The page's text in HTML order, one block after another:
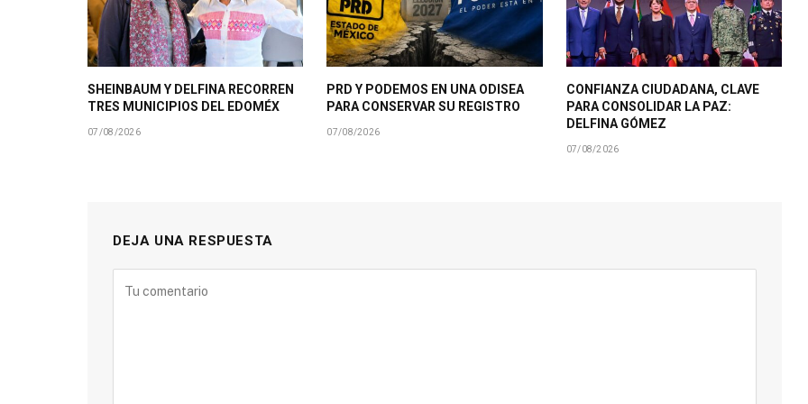
SHEINBAUM Y DELFINA RECORREN
TRES MUNICIPIOS DEL EDOMÉX
07/08/2026
PRD Y PODEMOS EN UNA ODISEA
PARA CONSERVAR SU REGISTRO
07/08/2026
CONFIANZA CIUDADANA, CLAVE
PARA CONSOLIDAR LA PAZ:
DELFINA GÓMEZ
07/08/2026
DEJA UNA RESPUESTA